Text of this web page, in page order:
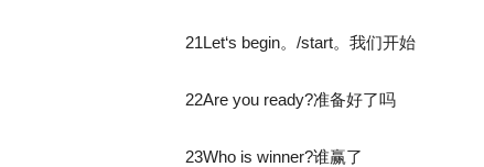
21Let‘s begin。/start。我们开始
22Are you ready?准备好了吗
23Who is winner?谁赢了